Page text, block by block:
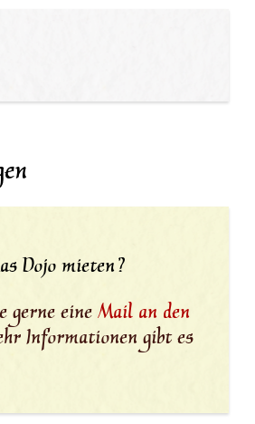
Dojo mieten?
gerne eineMail an den
Informationen gibt es